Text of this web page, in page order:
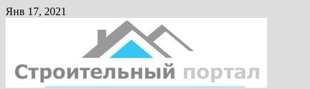
Янв 17, 2021